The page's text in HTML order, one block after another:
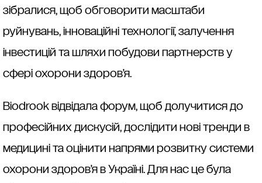
зібралися, щоб обговорити масштаби
руйнувань, інноваційні технології, залучення
інвестицій та шляхи побудови партнерств у
сфері охорони здоров’я.
Biodrook відвідала форум, щоб долучитися до
професійних дискусій, дослідити нові тренди в
медицині та оцінити напрями розвитку системи
охорони здоров’я в Україні. Для нас це була